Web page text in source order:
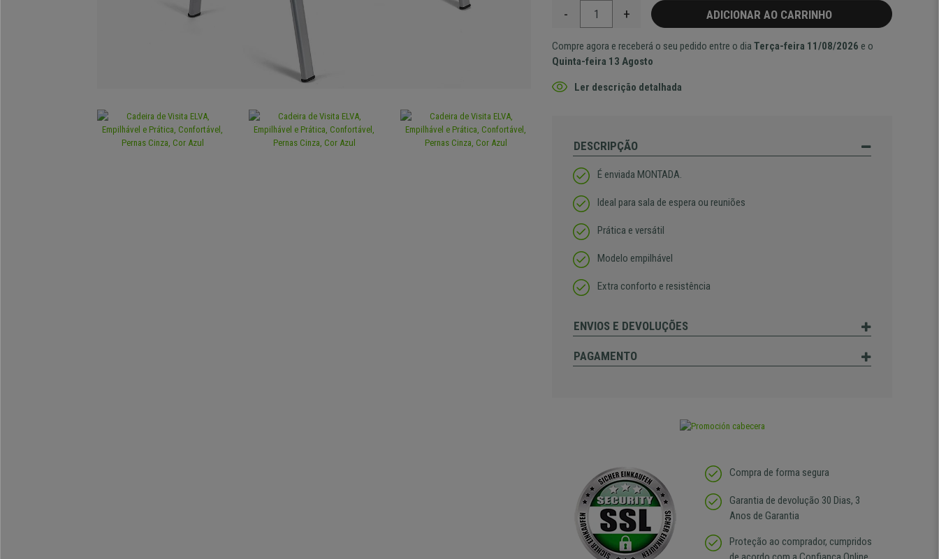
- + ADICIONAR AO CARRINHO
Compre agora e receberá o seu pedido entre o diaTerça-feira 11/08/2026 e o
Quinta-feira 13 Agosto
Ler descrição detalhada
DESCRIPÇÃO
É enviada MONTADA.
Ideal para sala de espera ou reuniões
Prática e versátil
Modelo empilhável
Extra conforto e resistência
ENVIOS E DEVOLUÇÕES
PAGAMENTO
Compra de forma segura
Garantia de devolução 30 Dias, 3
Anos de Garantia
Proteção ao comprador, cumpridos